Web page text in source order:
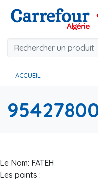
ACCUEIL
Le Nom: FATEH
Les points :